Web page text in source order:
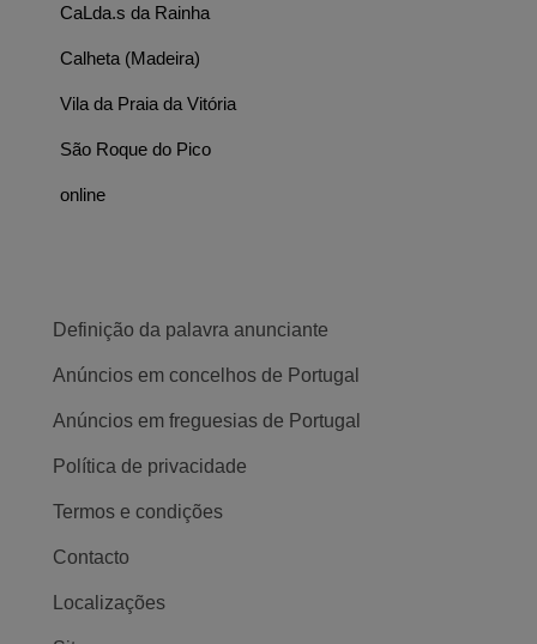
CaLda.s da Rainha
Calheta (Madeira)
Vila da Praia da Vitória
São Roque do Pico
online
Definição da palavra anunciante
Anúncios em concelhos de Portugal
Anúncios em freguesias de Portugal
Política de privacidade
Termos e condições
Contacto
Localizações